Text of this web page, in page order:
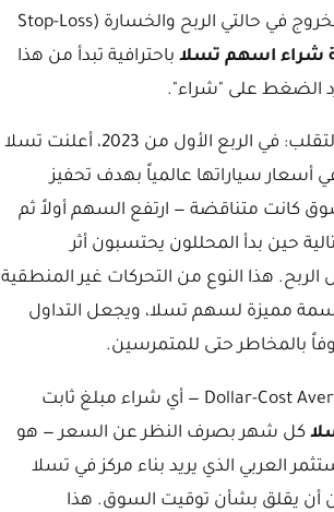
تحدد مسبقاً نقطة الخروج في حالتي الربح والخسارة (Stop-Loss
شراء اسهم تسلا باحترافية تبدأ من هذا
الضغط على "شراء".
مثال حي يوضح هذا التقلب: في الربع الأول من 2023، أعلنت تسلا
سياراتها عالمياً بهدف تحفيز
كانت متناقضة — ارتفع السهم أولاً ثم
حين بدأ المحللون يحتسبون أثر
هذا النوع من التحركات غير المنطقية
سمة مميزة لسهم تسلا، ويجعل التداول
بالمخاطر حتى للمتمرسين.
أسلوب Dollar-Cost Averaging (DCA) — أي شراء مبلغ ثابت
كل شهر بصرف النظر عن السعر — هو
العربي الذي يريد بناء مركز في تسلا
يقلق بشأن توقيت السوق. هذا